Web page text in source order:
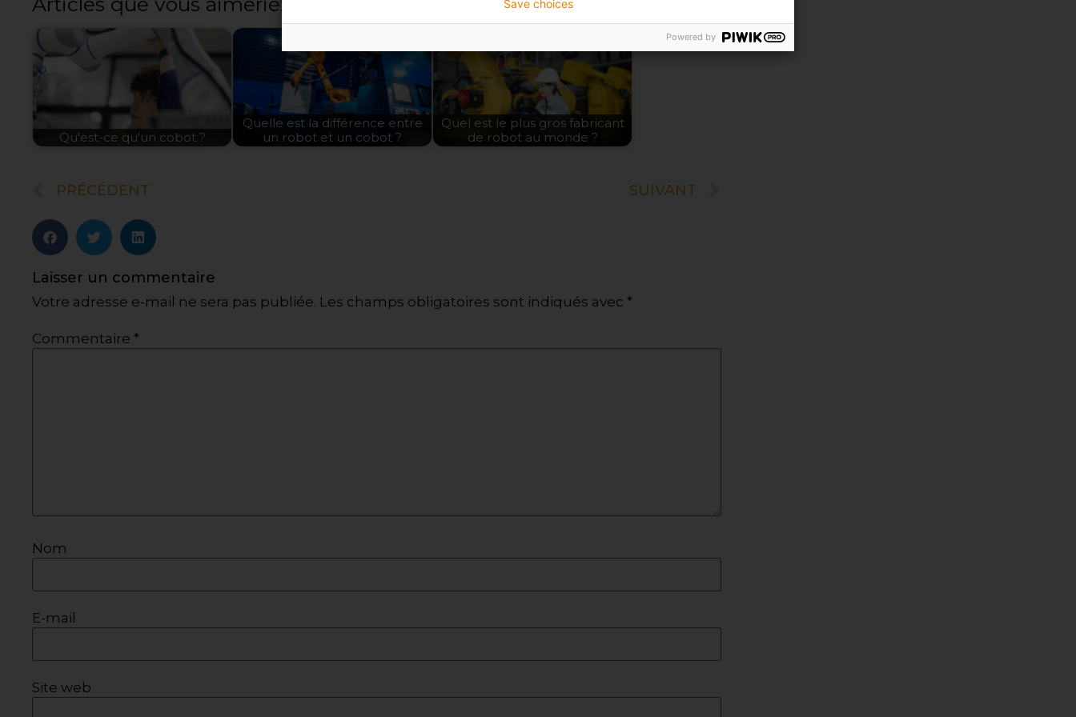
Qu'est-ce qu'un cobot ?
Quelle est la différence entre
un robot et un cobot ?
Quel est le plus gros fabricant
de robot au monde ?
PRÉCÉDENT SUIVANT
Laisser un commentaire
Votre adresse e-mail ne sera pas publiée. Les champs obligatoires sont indiqués avec *
Commentaire *
Nom
E-mail
Site web
Save choices
Powered by